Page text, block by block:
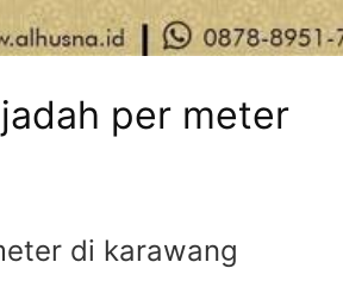
per meter
di karawang